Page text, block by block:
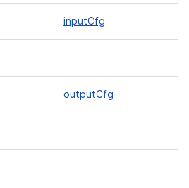
inputCfg
outputCfg